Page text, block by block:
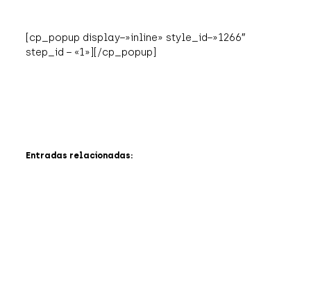
[cp_popup display=»inline» style_id=»1266″
step_id = «1»][/cp_popup]
Entradas relacionadas: